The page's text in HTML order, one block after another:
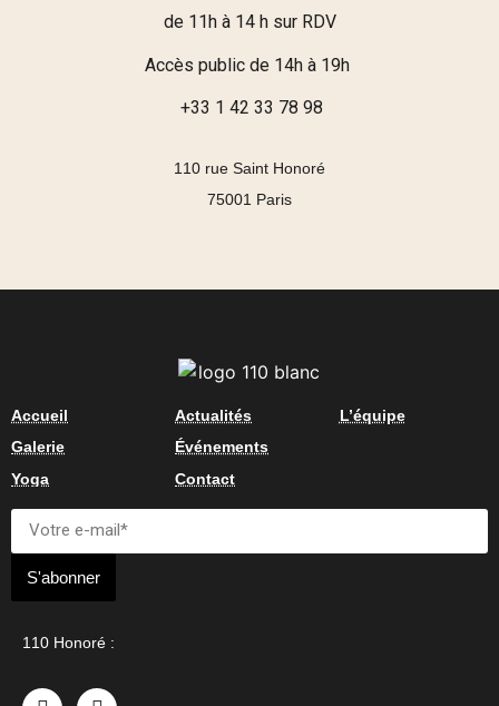
de 11h à 14 h sur RDV
Accès public de 14h à 19h
+33 1 42 33 78 98
110 rue Saint Honoré
75001 Paris
Accueil
Galerie
Yoga
Actualités
Événements
Contact
L’équipe
S'abonner
110 Honoré :